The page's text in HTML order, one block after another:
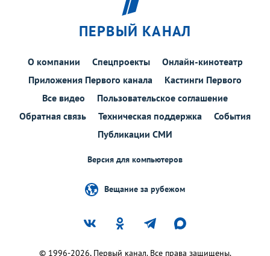
ПЕРВЫЙ КАНАЛ
О компании Спецпроекты
Онлайн-кинотеатр
Приложения Первого канала
Кастинги Первого
Все видео
Пользовательское соглашение
Обратная связь
Техническая поддержка
События
Публикации СМИ
Версия для компьютеров
Вещание за рубежом
© 1996-2026, Первый канал. Все права защищены.